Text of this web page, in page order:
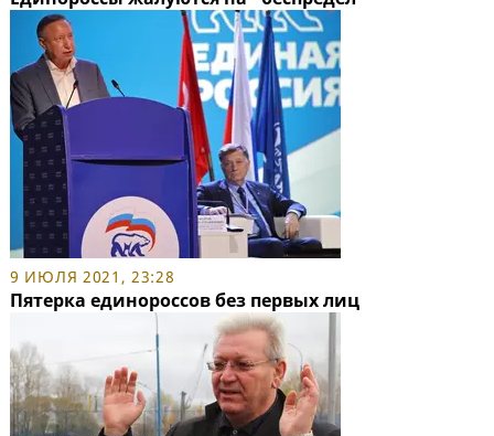
9 ИЮЛЯ 2021, 23:28
Пятерка единороссов без первых лиц